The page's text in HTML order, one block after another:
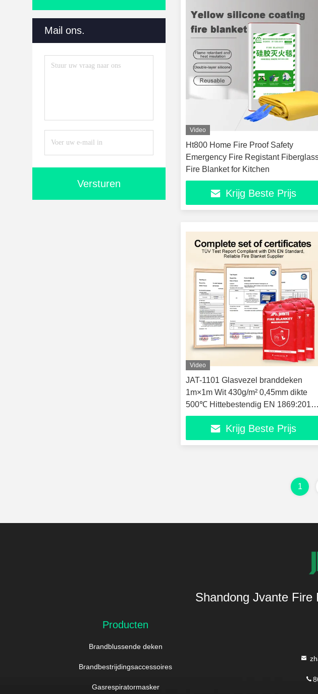
Mail ons.
Versturen
Video
Ht800 Home Fire Proof Safety
Emergency Fire Registant
Fire Blanket for Kitchen
Krijg Beste Prijs
Video
JAT-1101 Glasvezel branddeken
1m×1m Wit 430g/m² 0,45mm dikte
500℃ Hittebestendig EN 1869:2019
Oxford tas 0,53kg Huishoudelijke
Keuken Brandblusdeken
Krijg Beste Prijs
1
Shandong Jvante Fire
Producten
Brandblussende deken
Brandbestrijdingsaccessoires
Gasrespiratormasker